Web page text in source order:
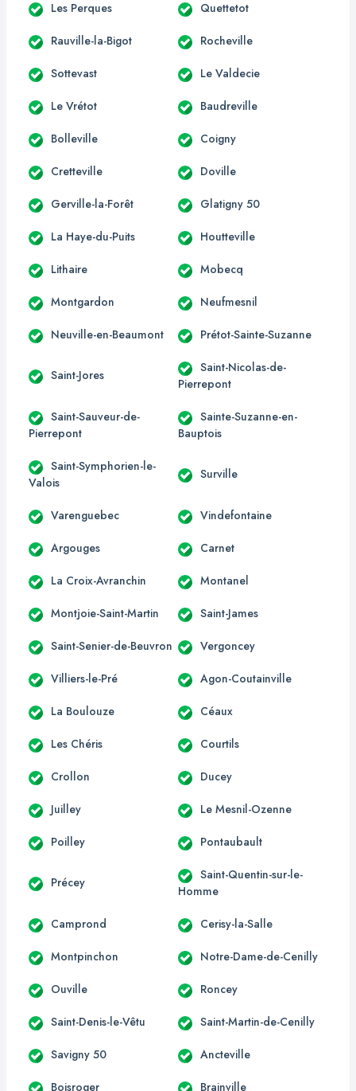
Les Perques Quettetot
Rauville-la-Bigot Rocheville
Sottevast Le Valdecie
Le Vrétot Baudreville
Bolleville Coigny
Cretteville Doville
Gerville-la-Forêt Glatigny 50
La Haye-du-Puits Houtteville
Lithaire Mobecq
Montgardon Neufmesnil
Neuville-en-Beaumont Prétot-Sainte-Suzanne
Saint-Jores
Saint-Nicolas-de-
Pierrepont
Saint-Sauveur-de-
Pierrepont
Sainte-Suzanne-en-
Bauptois
Saint-Symphorien-le-
Valois
Surville
Varenguebec Vindefontaine
Argouges Carnet
La Croix-Avranchin Montanel
Montjoie-Saint-Martin Saint-James
Saint-Senier-de-Beuvron Vergoncey
Villiers-le-Pré Agon-Coutainville
La Boulouze Céaux
Les Chéris Courtils
Crollon Ducey
Juilley Le Mesnil-Ozenne
Poilley Pontaubault
Précey
Saint-Quentin-sur-le-
Homme
Camprond Cerisy-la-Salle
Montpinchon Notre-Dame-de-Cenilly
Ouville Roncey
Saint-Denis-le-Vêtu Saint-Martin-de-Cenilly
Savigny 50 Ancteville
Boisroger Brainville